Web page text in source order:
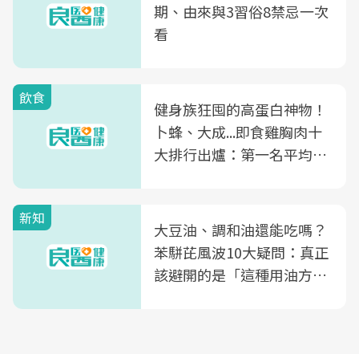
期、由來與3習俗8禁忌一次
看
飲食
健身族狂囤的高蛋白神物！
卜蜂、大成...即食雞胸肉十
大排行出爐：第一名平均一
新知
大豆油、調和油還能吃嗎？
苯駢芘風波10大疑問：真正
該避開的是「這種用油方